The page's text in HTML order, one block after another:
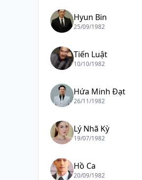
Hyun Bin
25/09/1982
Tiến Luật
10/10/1982
Hứa Minh Đạt
26/11/1982
Lý Nhã Kỳ
19/07/1982
Hồ Ca
20/09/1982